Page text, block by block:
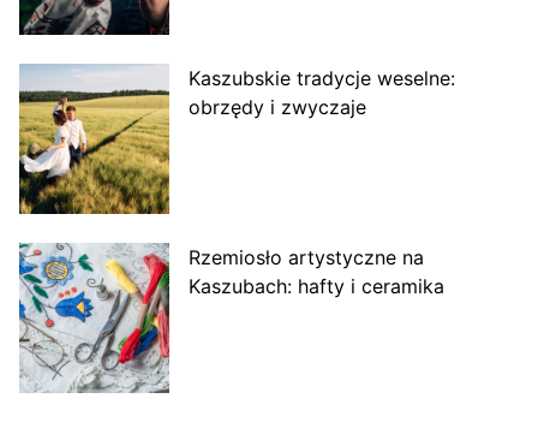
Kaszubskie tradycje weselne:
obrzędy i zwyczaje
Rzemiosło artystyczne na
Kaszubach: hafty i ceramika